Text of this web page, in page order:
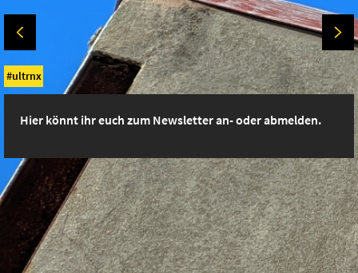
ultrnx
Hier könnt ihr euch zum Newsletter an- oder abmelden.